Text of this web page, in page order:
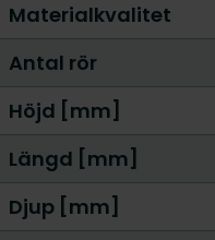
Materialkvalitet
Antal rör
Höjd [mm]
Längd [mm]
Djup [mm]